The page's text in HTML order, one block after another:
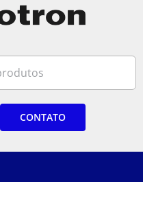
CONTATO